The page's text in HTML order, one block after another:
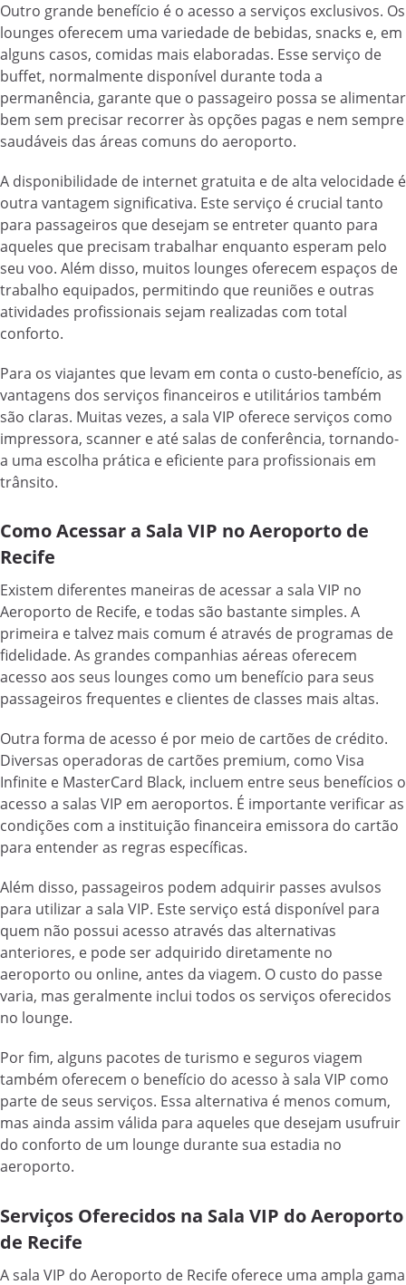
Outro grande benefício é o acesso a serviços exclusivos. Os
lounges oferecem uma variedade de bebidas, snacks e, em
alguns casos, comidas mais elaboradas. Esse serviço de
buffet, normalmente disponível durante toda a
permanência, garante que o passageiro possa se alimentar
bem sem precisar recorrer às opções pagas e nem sempre
saudáveis das áreas comuns do aeroporto.
A disponibilidade de internet gratuita e de alta velocidade é
outra vantagem significativa. Este serviço é crucial tanto
para passageiros que desejam se entreter quanto para
aqueles que precisam trabalhar enquanto esperam pelo
seu voo. Além disso, muitos lounges oferecem espaços de
trabalho equipados, permitindo que reuniões e outras
atividades profissionais sejam realizadas com total
conforto.
Para os viajantes que levam em conta o custo-benefício, as
vantagens dos serviços financeiros e utilitários também
são claras. Muitas vezes, a sala VIP oferece serviços como
impressora, scanner e até salas de conferência, tornando-
a uma escolha prática e eficiente para profissionais em
trânsito.
Como Acessar a Sala VIP no Aeroporto de
Recife
Existem diferentes maneiras de acessar a sala VIP no
Aeroporto de Recife, e todas são bastante simples. A
primeira e talvez mais comum é através de programas de
fidelidade. As grandes companhias aéreas oferecem
acesso aos seus lounges como um benefício para seus
passageiros frequentes e clientes de classes mais altas.
Outra forma de acesso é por meio de cartões de crédito.
Diversas operadoras de cartões premium, como Visa
Infinite e MasterCard Black, incluem entre seus benefícios o
acesso a salas VIP em aeroportos. É importante verificar as
condições com a instituição financeira emissora do cartão
para entender as regras específicas.
Além disso, passageiros podem adquirir passes avulsos
para utilizar a sala VIP. Este serviço está disponível para
quem não possui acesso através das alternativas
anteriores, e pode ser adquirido diretamente no
aeroporto ou online, antes da viagem. O custo do passe
varia, mas geralmente inclui todos os serviços oferecidos
no lounge.
Por fim, alguns pacotes de turismo e seguros viagem
também oferecem o benefício do acesso à sala VIP como
parte de seus serviços. Essa alternativa é menos comum,
mas ainda assim válida para aqueles que desejam usufruir
do conforto de um lounge durante sua estadia no
aeroporto.
Serviços Oferecidos na Sala VIP do Aeroporto
de Recife
A sala VIP do Aeroporto de Recife oferece uma ampla gama